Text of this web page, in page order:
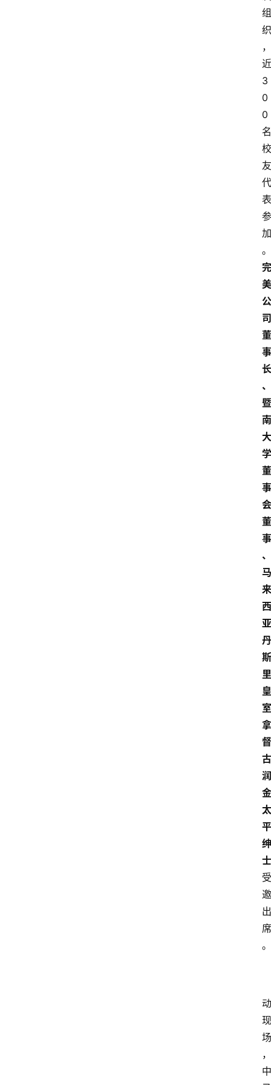
组
织
，
近
3
0
0
名
校
友
代
表
参
加
。
完
美
公
司
董
事
长
、
暨
南
大
学
董
事
会
董
事
、
马
来
西
亚
丹
斯
里
皇
室
拿
督
古
润
金
太
平
绅
士
受
邀
出
席
。
动
现
场
，
中